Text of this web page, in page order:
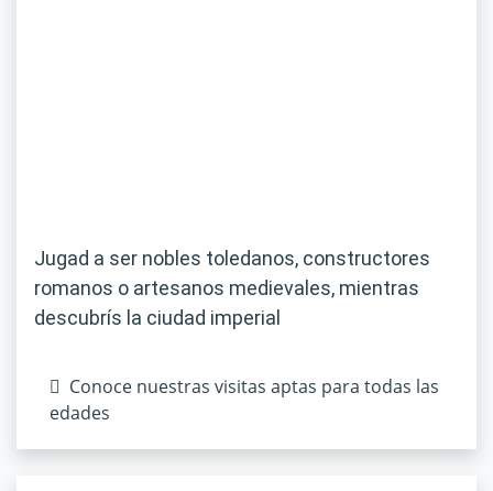
Jugad a ser nobles toledanos, constructores
romanos o artesanos medievales, mientras
descubrís la ciudad imperial
Conoce nuestras visitas aptas para todas las
edades